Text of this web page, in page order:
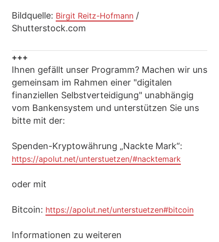
Bildquelle: Birgit Reitz-Hofmann /
Shutterstock.com
+++
Ihnen gefällt unser Programm? Machen wir uns
gemeinsam im Rahmen einer "digitalen
finanziellen Selbstverteidigung" unabhängig
vom Bankensystem und unterstützen Sie uns
bitte mit der:
Spenden-Kryptowährung „Nackte Mark“:
https://apolut.net/unterstuetzen/#nacktemark
oder mit
Bitcoin: https://apolut.net/unterstuetzen#bitcoin
Informationen zu weiteren